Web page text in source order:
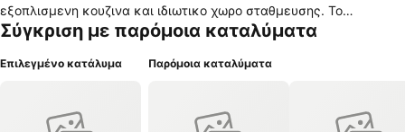
εξοπλισμενη κουζινα και ιδιωτικο χωρο σταθμευσης. Το
υπνοδωματιο ειναι τοσο ευρυχωρο ωστε ενα ακομη ατομο μπορει
καθαριοτητα δωματιων,κρουαζιερες στο Αγιο Ορος και ημερησιες
τηλεοραση LCD ,δωρεαν Wi Fi ιντερνετ. Η Βουρβουρου, στη
Σύγκριση με παρόμοια καταλύματα
Επιλεγμένο κατάλυμα Παρόμοια καταλύματα